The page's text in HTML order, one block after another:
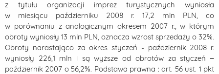
z tytułu organizacji imprez turystycznych wyniosła
w miesiącu październiku 2008 r. 17,2 mln PLN, co
w porównaniu z analogicznym okresem 2007 r., w którym
obroty wyniosły 13 mln PLN, oznacza wzrost sprzedaży o 32%.
Obroty narastająco za okres styczeń - październik 2008 r.
wyniosły 226,1 mln i są wyższe od obrotów za styczeń –
październik 2007 o 56,2%. Podstawa prawna : art. 56 ust. 1 pkt